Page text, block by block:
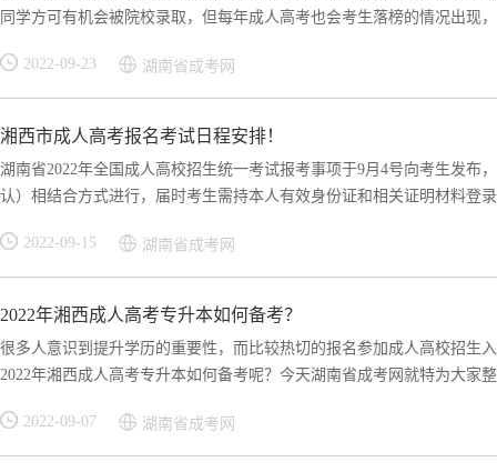
同学方可有机会被院校录取，但每年成人高考也会考生落榜的情况出现
2022-09-23 湖南省成考网
湘西市成人高考报名考试日程安排！
湖南省2022年全国成人高校招生统一考试报考事项于9月4号向考生发布
认）相结合方式进行，届时考生需持本人有效身份证和相关证明材料登
2022-09-15 湖南省成考网
2022年湘西成人高考专升本如何备考？
很多人意识到提升学历的重要性，而比较热切的报名参加成人高校招生
2022年湘西成人高考专升本如何备考呢？今天湖南省成考网就特为大家
2022-09-07 湖南省成考网